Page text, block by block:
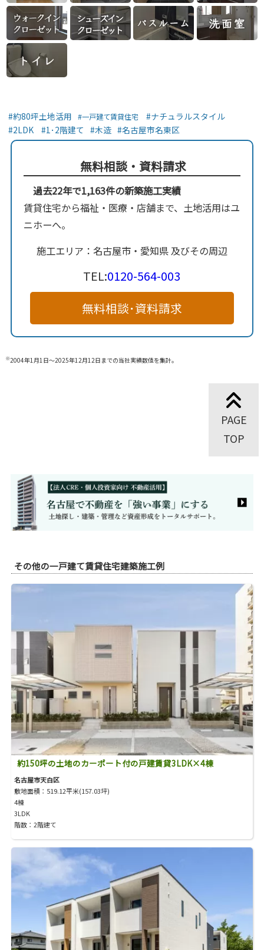
約80坪土地活用 一戸建て賃貸住宅
ナチュラルスタイル
2LDK
1･2階建て 木造 名古屋市名東区
無料相談・資料請求
過去22年で1,163件の新築施工実績
賃貸住宅から福祉・医療・店舗まで、土地活用はユ
ニホーへ。
施工エリア：名古屋市・愛知県 及びその周辺
TEL:0120-564-003
無料相談･資料請求
※2004年1月1日～2025年12月12日までの当社実績数値を集計。
PAGE
TOP
その他の一戸建て賃貸住宅建築施工例
約150坪の土地のカーポート付の戸建賃貸3LDK×4棟
名古屋市天白区
敷地面積：519.12平米(157.03坪)
4棟
3LDK
階数：2階建て